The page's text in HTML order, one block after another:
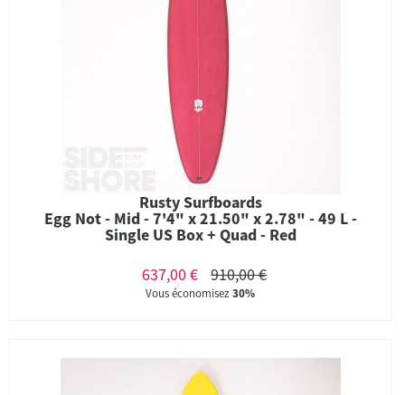
Rusty Surfboards
Egg Not - Mid - 7'4" x 21.50" x 2.78" - 49 L -
Single US Box + Quad - Red
637,00 €
910,00 €
Vous économisez30%